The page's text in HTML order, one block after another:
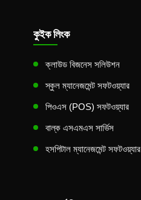
কুইক লিংক
ক্লাউড বিজনেস সলিউশন
স্কুল ম্যানেজমেন্ট সফটওয়্যার
পিওএস (POS) সফটওয়্যার
বাল্ক এসএমএস সার্ভিস
হসপিটাল ম্যানেজমেন্ট সফটওয়্যার